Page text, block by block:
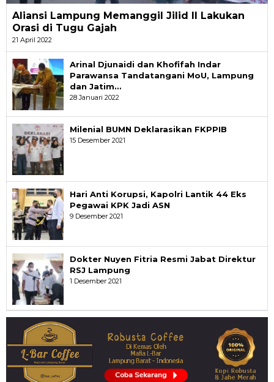
Aliansi Lampung Memanggil Jilid II Lakukan
Orasi di Tugu Gajah
21 April 2022
Arinal Djunaidi dan Khofifah Indar
Parawansa Tandatangani MoU, Lampung
dan Jatim…
28 Januari 2022
Milenial BUMN Deklarasikan FKPPIB
15 Desember 2021
Hari Anti Korupsi, Kapolri Lantik 44 Eks
Pegawai KPK Jadi ASN
9 Desember 2021
Dokter Nuyen Fitria Resmi Jabat Direktur
RSJ Lampung
1 Desember 2021